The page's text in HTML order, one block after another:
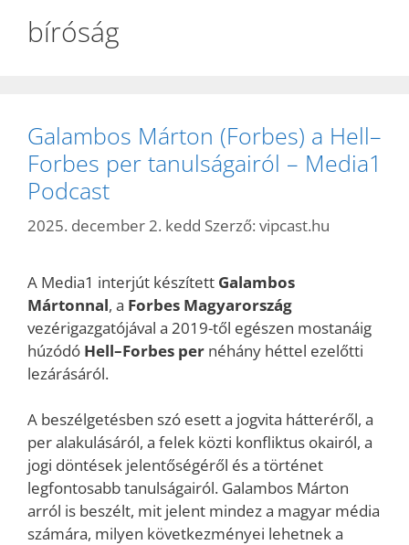
bíróság
Galambos Márton (Forbes) a Hell–
Forbes per tanulságairól – Media1
Podcast
2025. december 2. kedd Szerző: vipcast.hu
A Media1 interjút készített Galambos
Mártonnal, a Forbes Magyarország
vezérigazgatójával a 2019-től egészen mostanáig
húzódó Hell–Forbes per néhány héttel ezelőtti
lezárásáról.
A beszélgetésben szó esett a jogvita hátteréről, a
per alakulásáról, a felek közti konfliktus okairól, a
jogi döntések jelentőségéről és a történet
legfontosabb tanulságairól. Galambos Márton
arról is beszélt, mit jelent mindez a magyar média
számára, milyen következményei lehetnek a